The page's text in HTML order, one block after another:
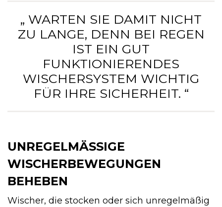
„ WARTEN SIE DAMIT NICHT
ZU LANGE, DENN BEI REGEN
IST EIN GUT
FUNKTIONIERENDES
WISCHERSYSTEM WICHTIG
FÜR IHRE SICHERHEIT. “
UNREGELMÄSSIGE W
ISCHERBEWEGUNGEN B
EHEBEN
Wischer, die stocken oder sich unregelmäßig